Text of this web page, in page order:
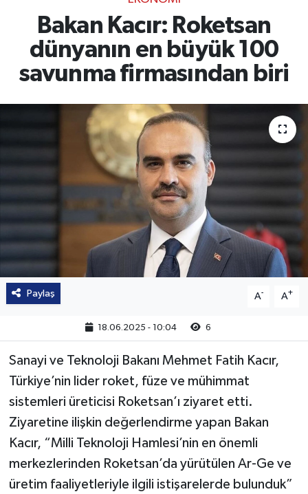
Bakan Kacır: Roketsan
dünyanın en büyük 100
savunma firmasından biri
Paylaş A- A+
18.06.2025 - 10:04 6
Sanayi ve Teknoloji Bakanı Mehmet Fatih Kacır,
Türkiye’nin lider roket, füze ve mühimmat
sistemleri üreticisi Roketsan’ı ziyaret etti.
Ziyaretine ilişkin değerlendirme yapan Bakan
Kacır, “Milli Teknoloji Hamlesi’nin en önemli
merkezlerinden Roketsan’da yürütülen Ar-Ge ve
üretim faaliyetleriyle ilgili istişarelerde bulunduk”